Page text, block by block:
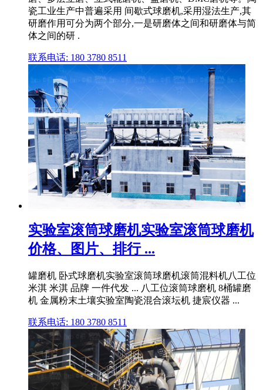
瓷工业生产中普遍采用 间歇式球磨机,采用湿法生产,其
研磨作用可分为两个部分,一是研磨体之间和研磨体与简
体之间的研 .
联系电话: 180 3780 8511
实验室滚筒球磨机实验室滚筒球磨机
价格、图片、排行 ...
罐磨机 卧式球磨机实验室滚筒球磨机滚筒混料机八工位
米淇 米淇 品牌 一件代发 ... 八工位滚筒球磨机 8桶罐磨
机 金属粉末土壤实验室陶瓷混合滚坛机 捷宸仪器 ...
联系电话: 180 3780 8511